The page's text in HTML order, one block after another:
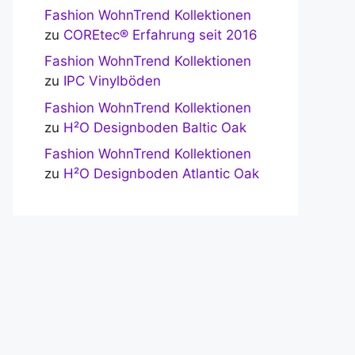
Fashion WohnTrend Kollektionen
zu COREtec® Erfahrung seit 2016
Fashion WohnTrend Kollektionen
zu IPC Vinylböden
Fashion WohnTrend Kollektionen
zu H²O Designboden Baltic Oak
Fashion WohnTrend Kollektionen
zu H²O Designboden Atlantic Oak